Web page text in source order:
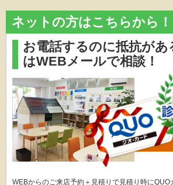
ネットの方はこちらから！
お電話するのに抵抗があ
はWEBメールで相談！
WEBからのご来店予約＋見積りで見積り時に